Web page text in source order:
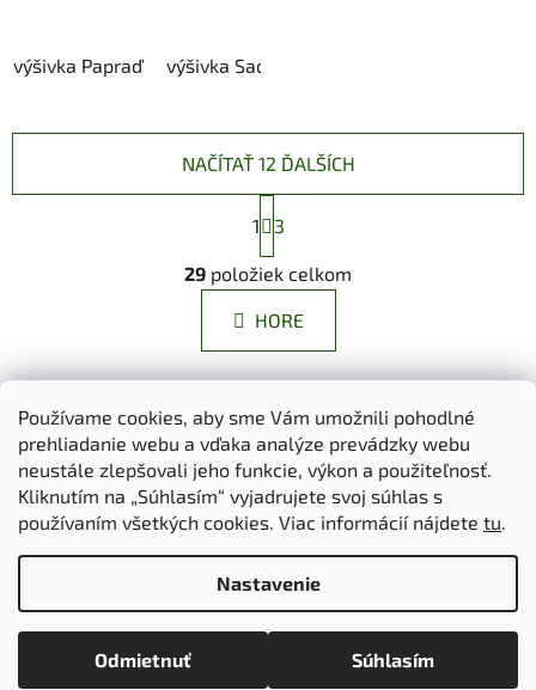
Používame cookies, aby sme Vám umožnili pohodlné
prehliadanie webu a vďaka analýze prevádzky webu
neustále zlepšovali jeho funkcie, výkon a použiteľnosť.
Kliknutím na „Súhlasím“ vyjadrujete svoj súhlas s
používaním všetkých cookies. Viac informácií nájdete tu.
Nastavenie
Odmietnuť Súhlasím
výšivka Papraď výšivka Sad
O
v
l
á
d
a
c
i
e
p
r
y
v
NAČÍTAŤ 12 ĎALŠÍCH
S
t
r
á
n
k
v
a
n
e
1 3
29 položiek celkom
HORE
Dokumenty na stiahnutie Moja objednávka
Obchodné podmienky Ochrana osobných údajov
Kontakty Informácie o cookies
Ošetrovanie a údržba výrobkov Ako nakupovať
Vytvoril Shoptet
Copyright 2026Mirea . Všetky práva vyhradené.